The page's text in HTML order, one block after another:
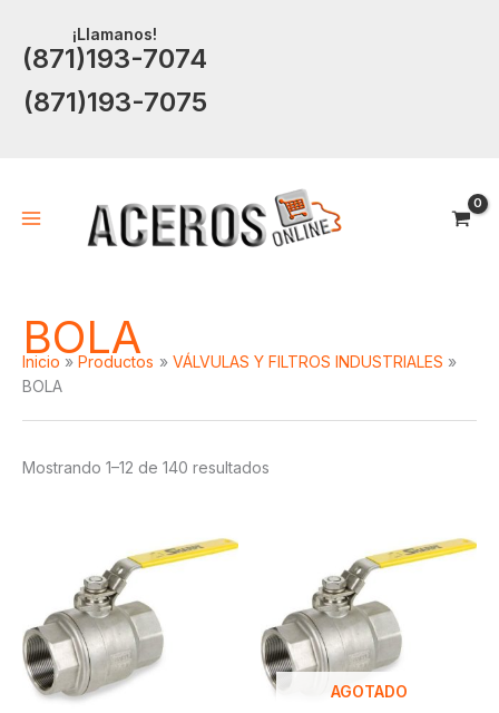
contenido
¡Llamanos!
(871)193-7074
(871)193-7075
BOLA
Inicio Productos
VÁLVULAS Y FILTROS INDUSTRIALES
BOLA
Mostrando 1–12 de 140 resultados
AGOTADO